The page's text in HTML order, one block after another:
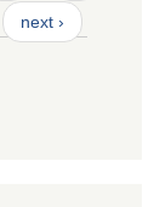
next ›